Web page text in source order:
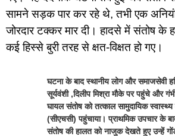
सामने सड़क पार कर रहे थे, तभी एक
जोरदार टक्कर मार दी। हादसे में संतोष के
कई हिस्से बुरी तरह से क्षत-विक्षत हो गए।
घटना के बाद स्थानीय लोग और समाजसेवी
सूर्यवंशी ,दिलीप मिश्रा मौके पर पहुंचे और
घायल संतोष को तत्काल सामुदायिक
(सीएचसी) पहुंचाया। प्राथमिक उपचार के
संतोष की हालत को नाजुक देखते हुए उन्हें